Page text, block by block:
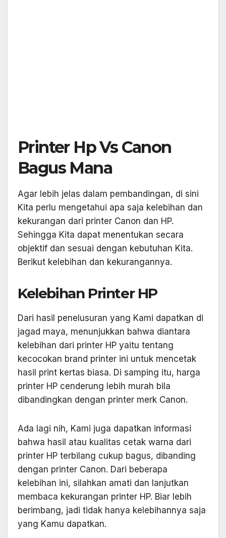
Printer Hp Vs Canon
Bagus Mana
Agar lebih jelas dalam pembandingan, di sini
Kita perlu mengetahui apa saja kelebihan dan
kekurangan dari printer Canon dan HP.
Sehingga Kita dapat menentukan secara
objektif dan sesuai dengan kebutuhan Kita.
Berikut kelebihan dan kekurangannya.
Kelebihan Printer HP
Dari hasil penelusuran yang Kami dapatkan di
jagad maya, menunjukkan bahwa diantara
kelebihan dari printer HP yaitu tentang
kecocokan brand printer ini untuk mencetak
hasil print kertas biasa. Di samping itu, harga
printer HP cenderung lebih murah bila
dibandingkan dengan printer merk Canon.
Ada lagi nih, Kami juga dapatkan informasi
bahwa hasil atau kualitas cetak warna dari
printer HP terbilang cukup bagus, dibanding
dengan printer Canon. Dari beberapa
kelebihan ini, silahkan amati dan lanjutkan
membaca kekurangan printer HP. Biar lebih
berimbang, jadi tidak hanya kelebihannya saja
yang Kamu dapatkan.